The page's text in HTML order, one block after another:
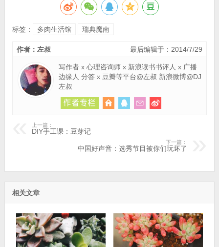
标签： 多肉生活馆 瑞典魔南
最后编辑于：2014/7/29
作者：左叔
写作者 x 心理咨询师 x 新浪读书书评人 x 广播
边缘人 分答 x 豆瓣等平台@左叔 新浪微博@DJ
左叔
上一篇：
DIY手工课：豆芽记
下一篇：
中国好声音：选秀节目被你们玩坏了
相关文章